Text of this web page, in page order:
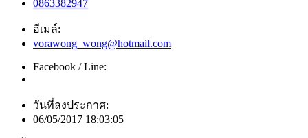
0863382947
อีเมล์:
vorawong_wong@hotmail.com
Facebook / Line:
วันที่ลงประกาศ:
06/05/2017 18:03:05